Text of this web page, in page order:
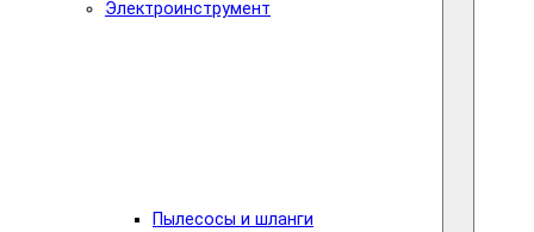
Электроинструмент
Пылесосы и шланги